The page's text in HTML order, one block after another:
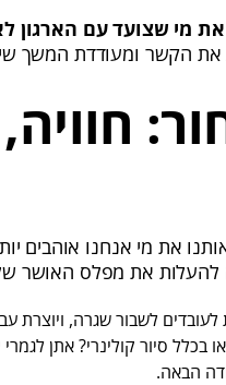
מי שצועד עם הארגון
את הקשר ומעודדת המשך
את מי אנחנו אוהבים
להעלות את מפלס האושר
לשבור שגרה, ויוצרת
סיור קולינרי? אתן
הבאה.